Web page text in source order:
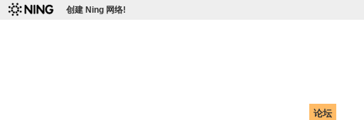
创建 Ning 网络!
论坛